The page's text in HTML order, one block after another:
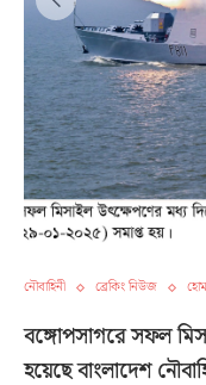
নৌবাহিনী ব্রেকিং নিউজ হোম
বঙ্গোপসাগরে সফল
হয়েছে বাংলাদেশ